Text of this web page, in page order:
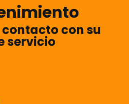
contacto con su
servicio